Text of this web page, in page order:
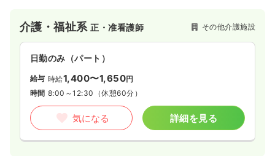
介護・福祉系正・准看護師 その他介護施設
日勤のみ（パート）
給与 時給1,400〜1,650円
時間 8:00～12:30 （休憩60分）
気になる 詳細を見る